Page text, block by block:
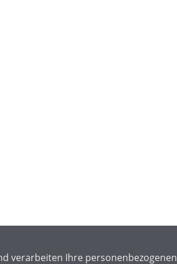
verarbeiten Ihre personenbezogenen